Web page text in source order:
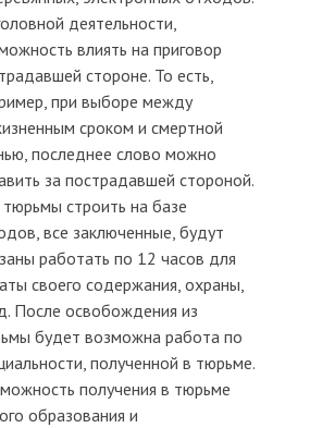
деятельности,
влиять на приговор
стороне. То есть,
при выборе между
сроком и смертной
последнее слово можно
за пострадавшей стороной.
строить на базе
все заключенные, будут
работать по 12 часов для
своего содержания, охраны,
После освобождения из
будет возможна работа по
полученной в тюрьме.
получения в тюрьме
образования и